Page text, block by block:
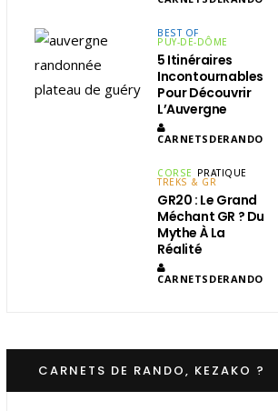
BEST OF
PUY-DE-DÔME
5 Itinéraires
Incontournables
Pour Découvrir
L’Auvergne
CARNETSDERANDO
CORSE PRATIQUE
TREKS & GR
GR20 : Le Grand
Méchant GR ? Du
Mythe À La
Réalité
CARNETSDERANDO
CARNETS DE RANDO, KEZAKO ?